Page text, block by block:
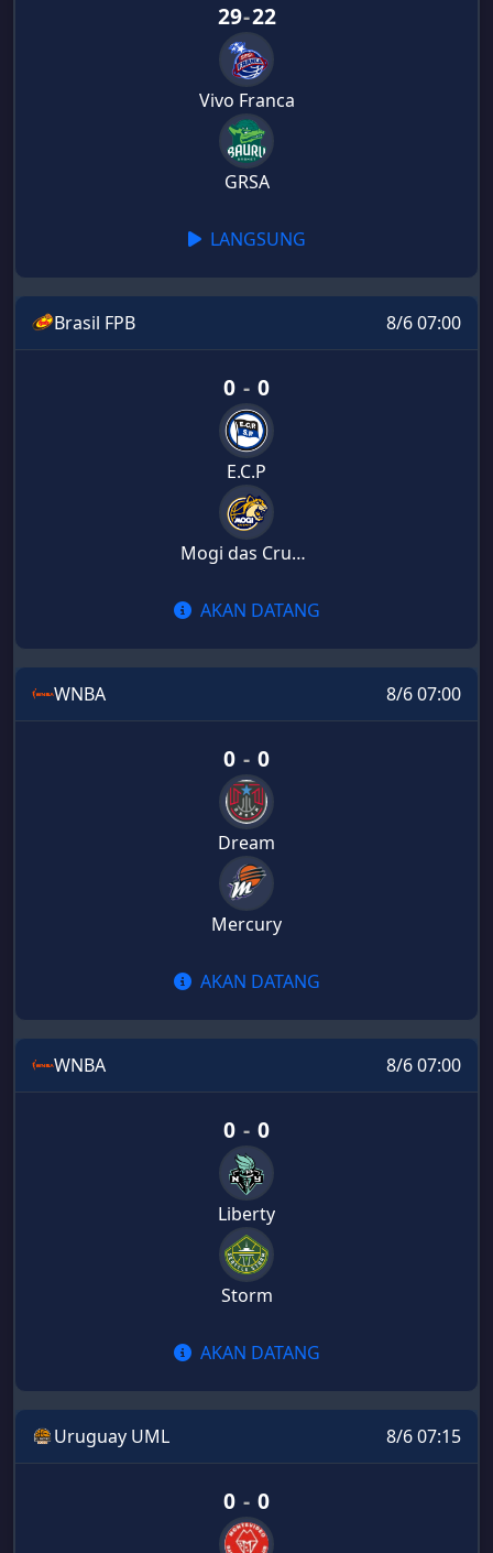
Vivo Franca
29-22
GRSA
LANGSUNG
Brasil FPB 8/6 07:00
E.C.P
0 - 0
Mogi das Cruzes
AKAN DATANG
WNBA 8/6 07:00
Dream
0 - 0
Mercury
AKAN DATANG
WNBA 8/6 07:00
Liberty
0 - 0
Storm
AKAN DATANG
Uruguay UML 8/6 07:15
0 - 0